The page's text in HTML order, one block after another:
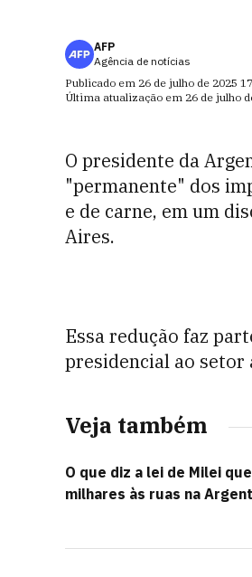
AFP
Agência de notícias
Publicado em 26 de julho de 2025
Última atualização em 26 de julho
O presidente da
"permanente" dos
e de carne, em um
Aires.
Essa redução faz
presidencial ao
Veja também
O que diz a lei de Milei
milhares às ruas na